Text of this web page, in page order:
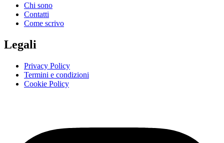
Chi sono
Contatti
Come scrivo
Legali
Privacy Policy
Termini e condizioni
Cookie Policy